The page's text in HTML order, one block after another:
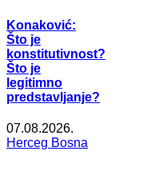
Konaković:
Što je
konstitutivnost?
Što je
legitimno
predstavljanje?
07.08.2026.
Herceg Bosna